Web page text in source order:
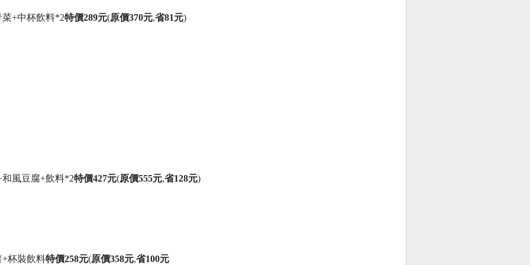
+中杯飲料*2特價289元(原價370元,省81元)
風豆腐+飲料*2特價427元(原價555元,省128元)
杯裝飲料特價258元(原價358元,省100元